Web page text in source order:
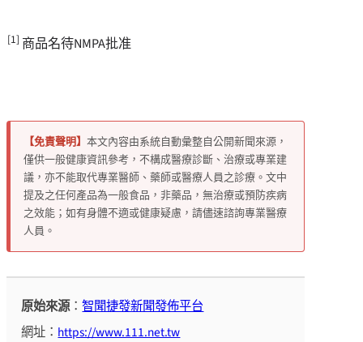
[1] 商品名待NMPA批准
【免責聲明】 本文內容由系統自動彙整自公開新聞來源，
僅供一般健康資訊參考，不構成醫療診斷、治療或專業建
議，亦不能取代專業醫師、藥師或醫療人員之診療。文中
提及之任何產品為一般食品，非藥品，無治療或預防疾病
之效能；如有身體不適或健康疑慮，請儘速諮詢專業醫療
人員。
原始來源：智聞捷發新聞發佈平台
網址： https://www.111.net.tw